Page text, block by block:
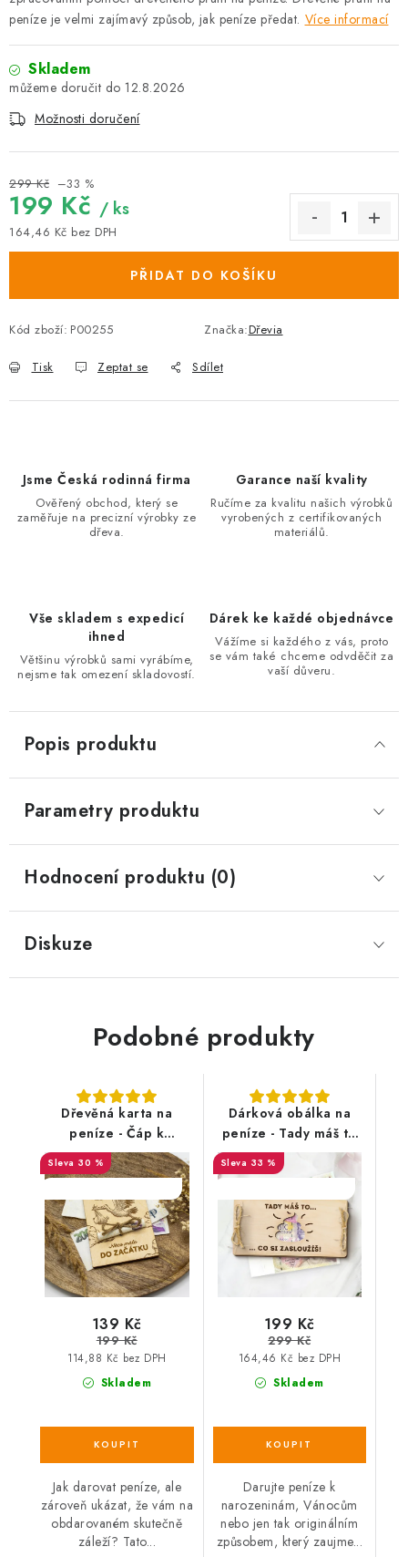
peníze je velmi zajímavý způsob, jak peníze předat. Více informací
Skladem
12.8.2026
Možnosti doručení
299 Kč –33 %
199 Kč / ks
164,46 Kč bez DPH
Měrná cena:
PŘIDAT DO KOŠÍKU
Kód zboží: P00255 Značka:Dřevia
Tisk Zeptat se Sdílet
Jsme Česká rodinná firma
Ověřený obchod, který se
zaměřuje na precizní výrobky ze
dřeva.
Garance naší kvality
Ručíme za kvalitu našich výrobků
vyrobených z certifikovaných
materiálů.
Vše skladem s expedicí
ihned
Většinu výrobků sami vyrábíme,
nejsme tak omezení skladovostí.
Dárek ke každé objednávce
Vážíme si každého z vás, proto
se vám také chceme odvděčit za
vaší důveru.
Popis produktu
Parametry produktu
Hodnocení produktu (0)
Diskuze
Podobné produkty
Dřevěná karta na
peníze - Čáp k
narození dítěte - něco
málo do začátku
30 %
Skladem
114,88 Kč bez DPH
139 Kč
199 Kč
Jak darovat peníze, ale
zároveň ukázat, že vám na
obdarovaném skutečně
záleží? Tato...
Dárková obálka na
peníze - Tady máš to
💩, co si zasloužíš!
33 %
Skladem
164,46 Kč bez DPH
199 Kč
299 Kč
Darujte peníze k
narozeninám, Vánocům
nebo jen tak originálním
způsobem, který zaujme...